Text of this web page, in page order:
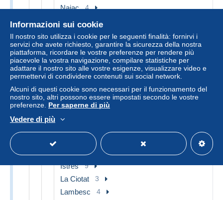
Najac 4
Rodez 10
Roquefort
Saint Affrique 4
Villefranche de Rouergue 14
Altri & non classificati 94
[13] Bouches-du-Rhône 400
Aix en Provence 17
Fontvieille 2
Istres 9
La Ciotat 3
Lambesc 4
Informazioni sui cookie
Il nostro sito utilizza i cookie per le seguenti finalità: fornirvi i
servizi che avete richiesto, garantire la sicurezza della nostra
piattaforma, ricordare le vostre preferenze per rendere più
piacevole la vostra navigazione, compilare statistiche per
adattare il nostro sito alle vostre esigenze, visualizzare video e
permettervi di condividere contenuti sui social network.
Alcuni di questi cookie sono necessari per il funzionamento del
nostro sito, altri possono essere impostati secondo le vostre
preferenze. Per saperne di più
Vedere di più